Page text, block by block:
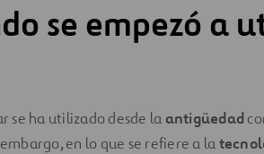
se empezó a
se ha utilizado desde la antigüedad
en lo que se refiere a la